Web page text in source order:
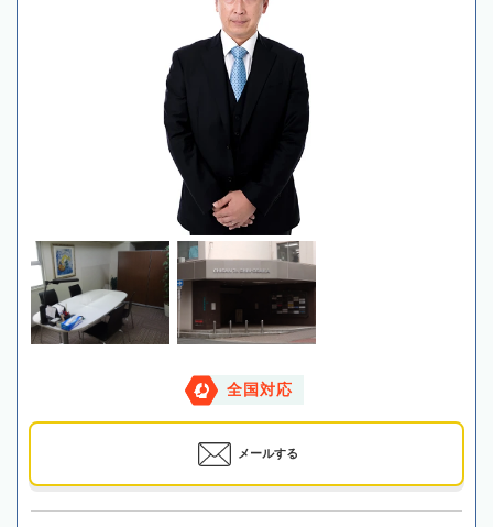
全国対応
メールする